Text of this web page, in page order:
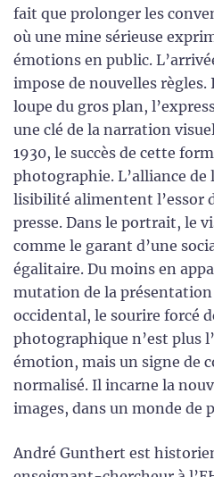
fait que prolonger les
où une mine sérieuse
émotions en public.
impose de nouvelles
loupe du gros plan,
une clé de la narration
1930, le succès de cette
photographie. L’alliance
lisibilité alimentent l’essor
presse. Dans le portrait, le
comme le garant d’une
égalitaire. Du moins en
mutation de la présentation
occidental, le sourire forcé
photographique n’est plus
émotion, mais un signe de
normalisé. Il incarne la
images, dans un monde de
André Gunthert est